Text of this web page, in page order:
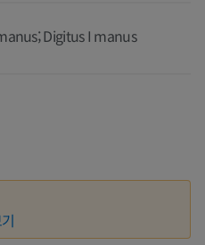
Digitus I manus